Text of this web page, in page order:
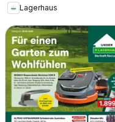
Lagerhaus